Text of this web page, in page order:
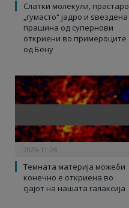
Слатки молекули, прастаро
„гумасто“ јадро и ѕвездена
прашина од супернови
откриени во примероците
од Бену
2025-11-26
Темната материја можеби
конечно е откриена во
сјајот на нашата галаксија